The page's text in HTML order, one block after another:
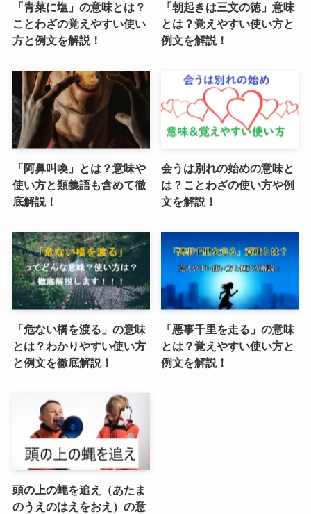
「青菜に塩」の意味とは？
ことわざの覚えやすい使い
方と例文を解説！
「朝起きは三文の徳」意味
とは？覚えやすい使い方と
例文を解説！
「阿鼻叫喚」とは？意味や
使い方と類義語も含めて徹
底解説！
会うは別れの始めの意味と
は？ことわざの使い方や例
文を解説！
「危ない橋を渡る」の意味
とは？わかりやすい使い方
と例文を徹底解説！
「悪事千里を走る」の意味
とは？覚えやすい使い方と
例文を解説！
頭の上の蠅を追え（あたま
のうえのはえをおえ）の意